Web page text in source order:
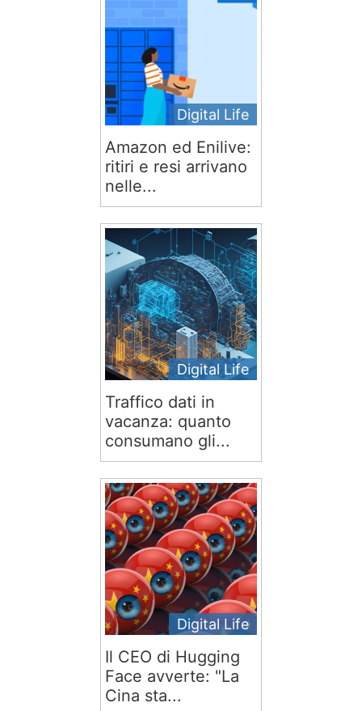
Digital Life
Amazon ed Enilive:
ritiri e resi arrivano
nelle...
Digital Life
Traffico dati in
vacanza: quanto
consumano gli...
Digital Life
Il CEO di Hugging
Face avverte: "La
Cina sta...